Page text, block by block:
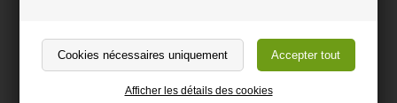
Afficher les détails des cookies
Peut être utilisée aussi bien à l’intérieur qu’à l’extérieur